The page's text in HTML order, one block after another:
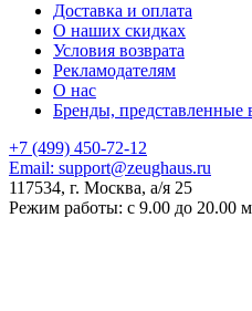
Доставка и оплата
О наших скидках
Условия возврата
Рекламодателям
О нас
Бренды, представленные
+7 (499) 450-72-12
Email: support@zeughaus.ru
117534, г. Москва, а/я 25
Режим работы: с 9.00 до 20.00